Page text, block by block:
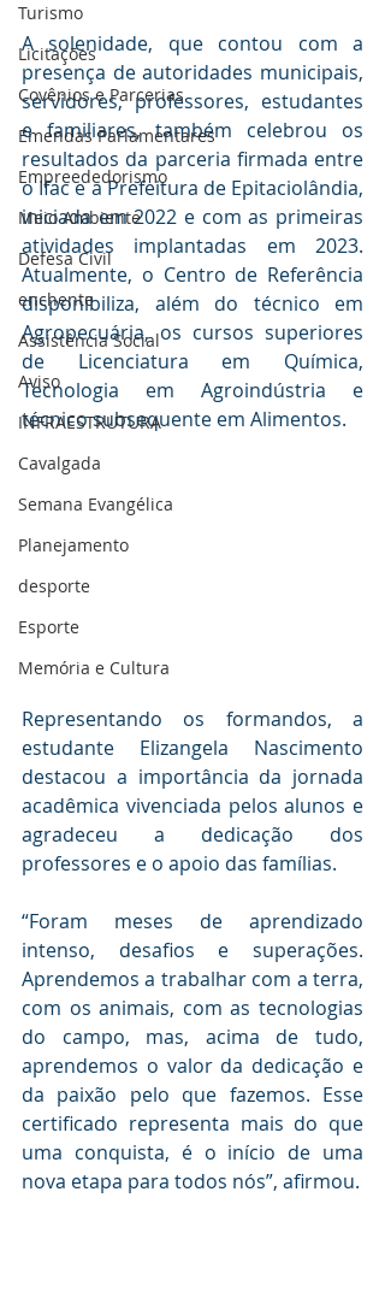
Turismo
Licitações
Covênios e Parcerias
Emendas Parlamentares
Empreededorismo
Meio Ambiente
Defesa Civil
enchente
Assistência Social
Aviso
INFRAESTRUTURA
Cavalgada
Semana Evangélica
Planejamento
desporte
Esporte
Memória e Cultura
A solenidade, que contou com a
presença de autoridades municipais,
servidores, professores, estudantes
e familiares, também celebrou os
resultados da parceria firmada entre
o Ifac e a Prefeitura de Epitaciolândia,
iniciada em 2022 e com as primeiras
atividades implantadas em 2023.
Atualmente, o Centro de Referência
disponibiliza, além do técnico em
Agropecuária, os cursos superiores
de Licenciatura em Química,
Tecnologia em Agroindústria e
técnico subsequente em Alimentos.
Representando os formandos, a
estudante Elizangela Nascimento
destacou a importância da jornada
acadêmica vivenciada pelos alunos e
agradeceu a dedicação dos
professores e o apoio das famílias.
“Foram meses de aprendizado
intenso, desafios e superações.
Aprendemos a trabalhar com a terra,
com os animais, com as tecnologias
do campo, mas, acima de tudo,
aprendemos o valor da dedicação e
da paixão pelo que fazemos. Esse
certificado representa mais do que
uma conquista, é o início de uma
nova etapa para todos nós”, afirmou.